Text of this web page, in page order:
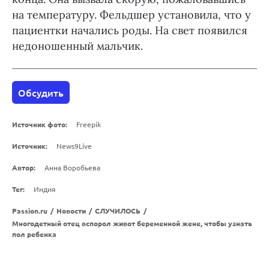
на температуру. Фельдшер установила, что у
пациентки начались роды. На свет появился
недоношенный мальчик.
Обсудить
Источник фото: Freepik
Источник: News9Live
Автор: Анна Воробьева
Тег: Индия
Passion.ru / Новости / СЛУЧИЛОСЬ /
Многодетный отец вспорол живот беременной жене, чтобы узнать
пол ребенка